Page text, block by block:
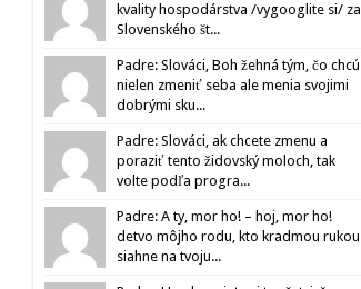
kvality hospodárstva /vygooglite si/ za
Slovenského št...
Padre: Slováci, Boh žehná tým, čo chcú
nielen zmeniť seba ale menia svojimi
dobrými sku...
Padre: Slováci, ak chcete zmenu a
poraziť tento židovský moloch, tak
volte podľa progra...
Padre: A ty, mor ho! – hoj, mor ho!
detvo môjho rodu, kto kradmou rukou
siahne na tvoju...